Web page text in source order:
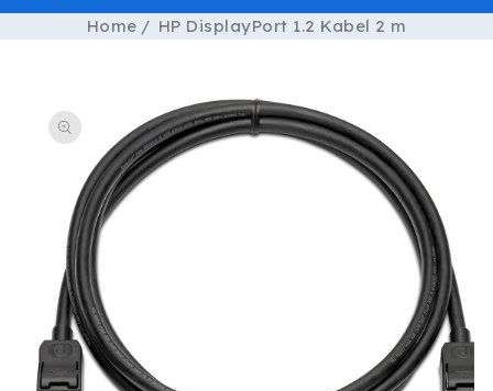
Home HP DisplayPort 1.2 Kabel 2 m